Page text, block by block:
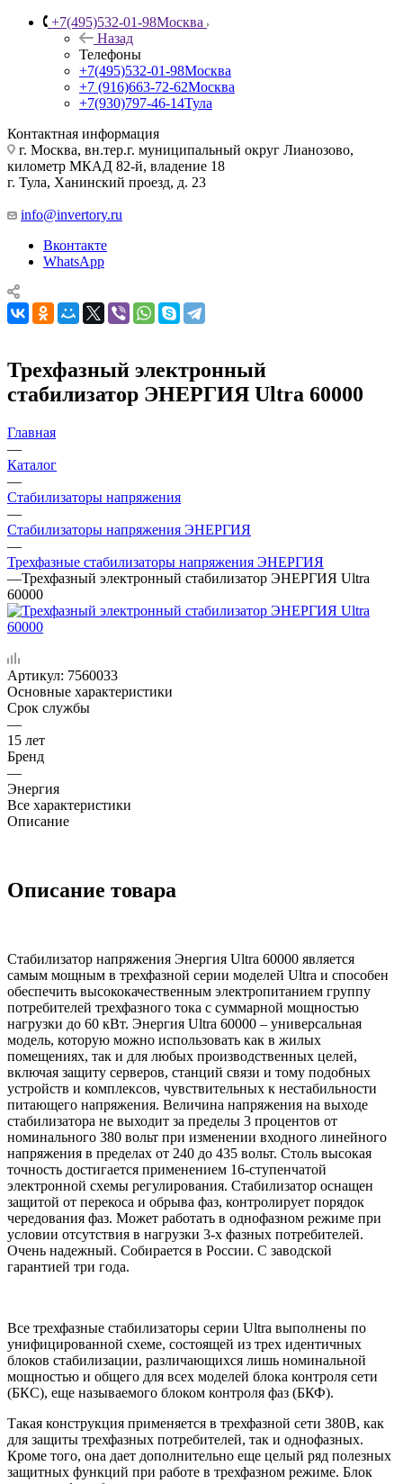
+7(495)532-01-98Москва
Назад
Телефоны
+7(495)532-01-98Москва
+7 (916)663-72-62Москва
+7(930)797-46-14Тула
Контактная информация
г. Москва, вн.тер.г. муниципальный округ Лианозово,
километр МКАД 82-й, владение 18
г. Тула, Ханинский проезд, д. 23
info@invertory.ru
Вконтакте
WhatsApp
Трехфазный электронный
стабилизатор ЭНЕРГИЯ Ultra 60000
Главная
—
Каталог
—
Стабилизаторы напряжения
—
Стабилизаторы напряжения ЭНЕРГИЯ
—
Трехфазные стабилизаторы напряжения ЭНЕРГИЯ
—Трехфазный электронный стабилизатор ЭНЕРГИЯ Ultra
60000
Артикул: 7560033
Основные характеристики
Срок службы
—
15 лет
Бренд
—
Энергия
Все характеристики
Описание
Описание товара
Стабилизатор напряжения Энергия Ultra 60000 является
самым мощным в трехфазной серии моделей Ultra и способен
обеспечить высококачественным электропитанием группу
потребителей трехфазного тока с суммарной мощностью
нагрузки до 60 кВт. Энергия Ultra 60000 – универсальная
модель, которую можно использовать как в жилых
помещениях, так и для любых производственных целей,
включая защиту серверов, станций связи и тому подобных
устройств и комплексов, чувствительных к нестабильности
питающего напряжения. Величина напряжения на выходе
стабилизатора не выходит за пределы 3 процентов от
номинального 380 вольт при изменении входного линейного
напряжения в пределах от 240 до 435 вольт. Столь высокая
точность достигается применением 16-ступенчатой
электронной схемы регулирования. Стабилизатор оснащен
защитой от перекоса и обрыва фаз, контролирует порядок
чередования фаз. Может работать в однофазном режиме при
условии отсутствия в нагрузки 3-х фазных потребителей.
Очень надежный. Собирается в России. С заводской
гарантией три года.
Все трехфазные стабилизаторы серии Ultra выполнены по
унифицированной схеме, состоящей из трех идентичных
блоков стабилизации, различающихся лишь номинальной
мощностью и общего для всех моделей блока контроля сети
(БКС), еще называемого блоком контроля фаз (БКФ).
Такая конструкция применяется в трехфазной сети 380В, как
для защиты трехфазных потребителей, так и однофазных.
Кроме того, она дает дополнительно еще целый ряд полезных
защитных функций при работе в трехфазном режиме. Блок